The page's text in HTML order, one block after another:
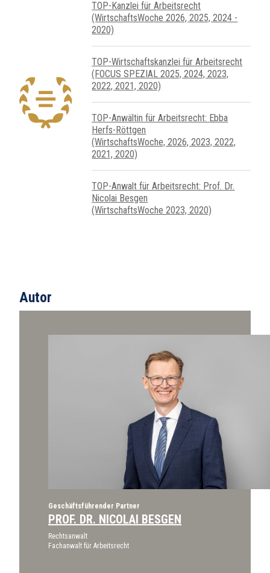
TOP-Kanzlei für Arbeitsrecht
(WirtschaftsWoche 2026, 2025, 2024 -
2020)
TOP-Wirtschafts­kanzlei für Arbeits­recht
(FOCUS SPEZIAL 2025, 2024, 2023,
2022, 2021, 2020)
TOP-Anwältin für Arbeitsrecht: Ebba
Herfs-Röttgen
(WirtschaftsWoche, 2026, 2023, 2022,
2021, 2020)
TOP-Anwalt für Arbeitsrecht: Prof. Dr.
Nicolai Besgen
(WirtschaftsWoche 2023, 2020)
Autor
Geschäftsführender Partner
PROF. DR. NICOLAI BESGEN
Rechtsanwalt
Fachanwalt für Arbeitsrecht